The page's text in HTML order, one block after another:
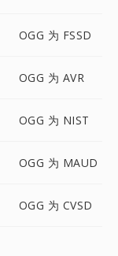
OGG 为 FSSD
OGG 为 AVR
OGG 为 NIST
OGG 为 MAUD
OGG 为 CVSD